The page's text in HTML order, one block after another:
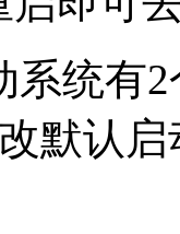
系统有
默认